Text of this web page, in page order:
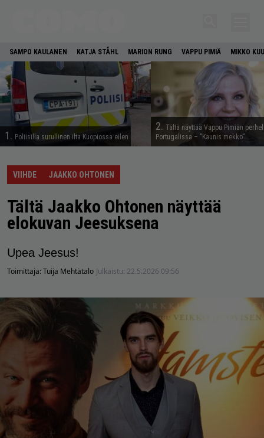
SAMPO KAULANEN KATJA STÅHL MARION RUNG VAPPU PIMIÄ MIKKO
1. Poliisilla surullinen ilta Kuopiossa eilen
2. Tältä näyttää Vappu Pimiän
Portugalissa – ”Kaunis mekko”
VIIHDE JAAKKO OHTONEN
Tältä Jaakko Ohtonen näyttää
elokuvan Jeesuksena
Upea Jeesus!
Toimittaja:Tuija Mehtätalo Julkaistu: 22.5.2026 09:56